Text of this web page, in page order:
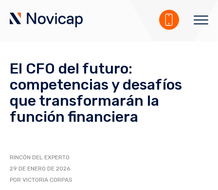
El CFO del futuro:
competencias y desafíos
que transformarán la
función financiera
RINCÓN DEL EXPERTO
29 DE ENERO DE 2026
POR VICTORIA CORPAS